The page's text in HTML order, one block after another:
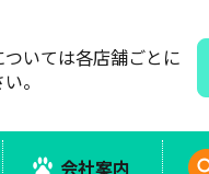
会社案内
いては各店舗ごとに
。